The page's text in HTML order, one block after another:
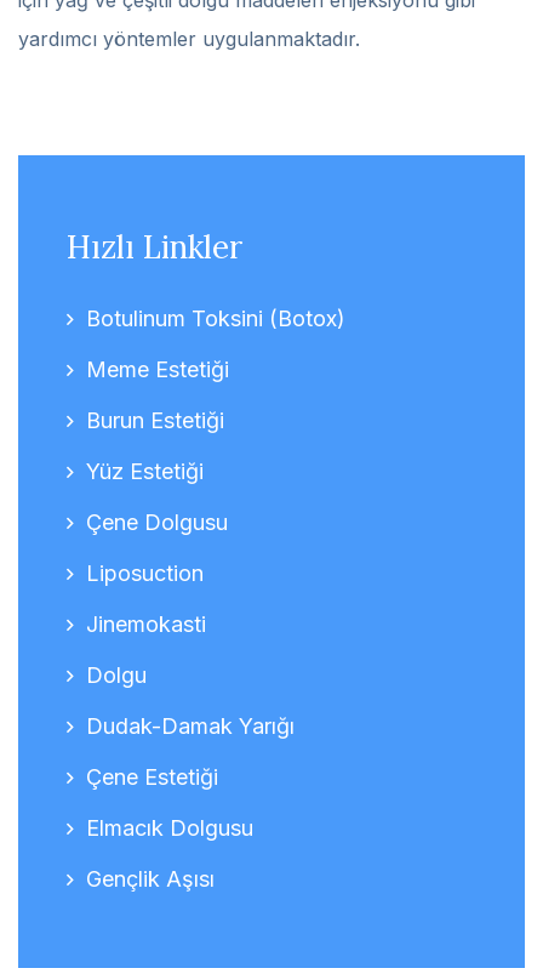
yardımcı yöntemler uygulanmaktadır.
Hızlı Linkler
Botulinum Toksini (Botox)
Meme Estetiği
Burun Estetiği
Yüz Estetiği
Çene Dolgusu
Liposuction
Jinemokasti
Dolgu
Dudak-Damak Yarığı
Çene Estetiği
Elmacık Dolgusu
Gençlik Aşısı